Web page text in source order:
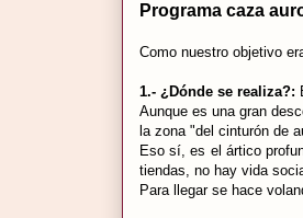
Programa caza
Como nuestro objetivo
1.- ¿Dónde se realiza?:
Aunque es una gran
la zona "del cinturón de
Eso sí, es el ártico
tiendas, no hay vida
Para llegar se hace